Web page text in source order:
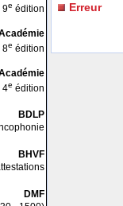
9e édition
8e édition
4e édition
BDLP
BHVF
DMF
Erreur